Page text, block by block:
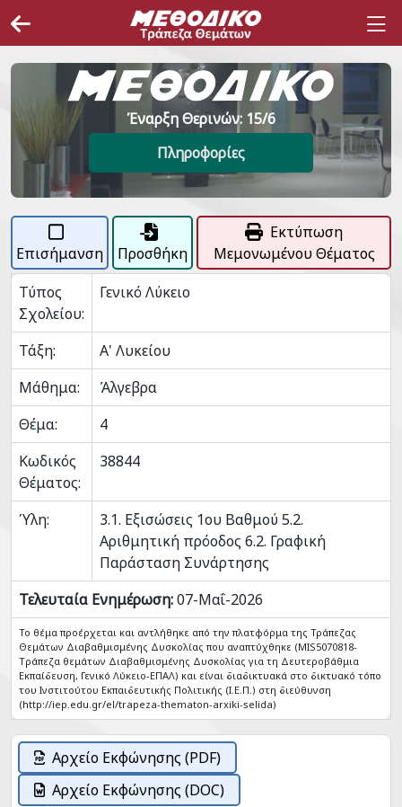
Έναρξη Θερινών: 15/6
Πληροφορίες
Επισήμανση Προσθήκη
Εκτύπωση
Μεμονωμένου Θέματος
Τύπος
Σχολείου:
Γενικό Λύκειο
Τάξη:
Α' Λυκείου
Μάθημα:
Άλγεβρα
Θέμα:
4
Κωδικός
Θέματος:
38844
Ύλη:
3.1. Εξισώσεις 1ου Βαθμού 5.2.
Αριθμητική πρόοδος 6.2. Γραφική
Παράσταση Συνάρτησης
Τελευταία Ενημέρωση:07-Μαΐ-2026
Το θέμα προέρχεται και αντλήθηκε από την πλατφόρμα της Τράπεζας
Θεμάτων Διαβαθμισμένης Δυσκολίας που αναπτύχθηκε (MIS5070818-
Tράπεζα θεμάτων Διαβαθμισμένης Δυσκολίας για τη Δευτεροβάθμια
Εκπαίδευση, Γενικό Λύκειο-ΕΠΑΛ) και είναι διαδικτυακά στο δικτυακό τόπο
του Ινστιτούτου Εκπαιδευτικής Πολιτικής (Ι.Ε.Π.) στη διεύθυνση
(http://iep.edu.gr/el/trapeza-thematon-arxiki-selida)
Αρχείο Εκφώνησης (PDF)
Αρχείο Εκφώνησης (DOC)